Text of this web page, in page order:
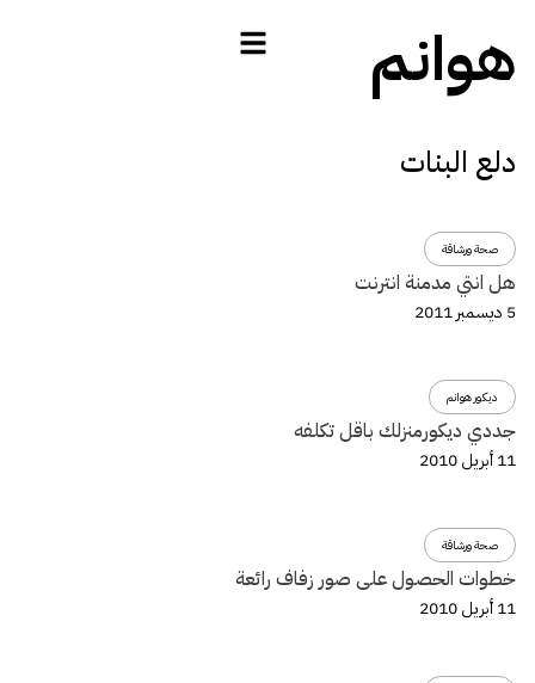
هوانم
دلع البنات
صحة ورشاقة
هل انتي مدمنة انترنت
5 ديسمبر 2011
ديكور هوانم
جددي ديكورمنزلك باقل تكلفه
11 أبريل 2010
صحة ورشاقة
خطوات الحصول على صور زفاف رائعة
11 أبريل 2010